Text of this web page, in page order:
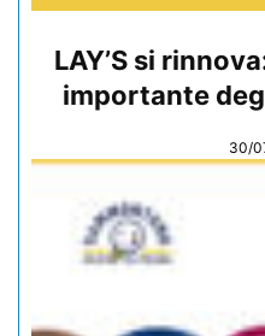
LAY’S si
importante
30/